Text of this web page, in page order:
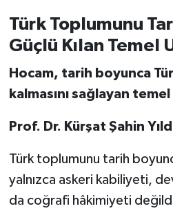
Türk Toplumunu
Güçlü Kılan Temel
Hocam, tarih boyunca
kalmasını sağlayan
Prof. Dr. Kürşat Şahin
Türk toplumunu tarih
yalnızca askeri kabiliyeti,
da coğrafi hâkimiyeti